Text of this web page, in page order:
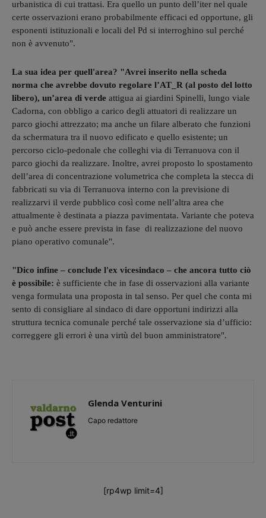
urbanistica di cui trattasi. Era quello un punto dell’iter nel quale
certe osservazioni erano probabilmente efficaci ed opportune, gli
esponenti istituzionali e locali del Pd si interroghino sul perché
non è avvenuto".
La sua idea per quell'area? "Avrei inserito nella scheda
norma che avrebbe dovuto regolare l’AT_R (al posto del lotto
libero), un’area di verde attigua ai giardini Spinelli, lungo viale
Cadorna, con obbligo a carico degli attuatori di realizzare un
parco giochi attrezzato; ma anche un filare alberato che funzioni
da schermatura tra il nuovo edificato e quello esistente; un
percorso ciclo-pedonale che colleghi via di Terranuova con il
parco giochi da realizzare. Inoltre, avrei proposto lo spostamento
dell’area di concentrazione volumetrica che completa la stecca di
fabbricati su via di Terranuova interno con la previsione di
realizzarvi il verde pubblico così come nell’altra area che
attualmente è destinata a piazza pavimentata. Variante che poteva
e può anche essere prevista in fase di realizzazione del nuovo
piano operativo comunale".
"Dico infine – conclude l'ex vicesindaco – che ancora tutto ciò
è possibile: è sufficiente che in fase di osservazioni alla variante
venga formulata una proposta in tal senso. Per quel che conta mi
sento di consigliare al sindaco di dare opportuni indirizzi alla
struttura tecnica comunale perché tale osservazione sia d’ufficio:
correggere gli errori è una virtù del buon amministratore".
Glenda Venturini
Capo redattore
[rp4wp limit=4]